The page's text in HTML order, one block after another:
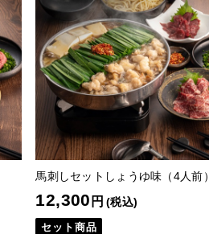
馬刺しセットしょうゆ味（4人前）
12,300 円 (税込)
セット商品